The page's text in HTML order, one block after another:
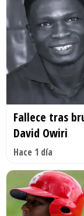
Fallece tras
David Owiri
Hace 1 día